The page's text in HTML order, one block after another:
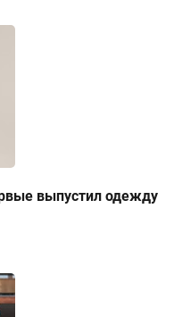
выпустил одежду